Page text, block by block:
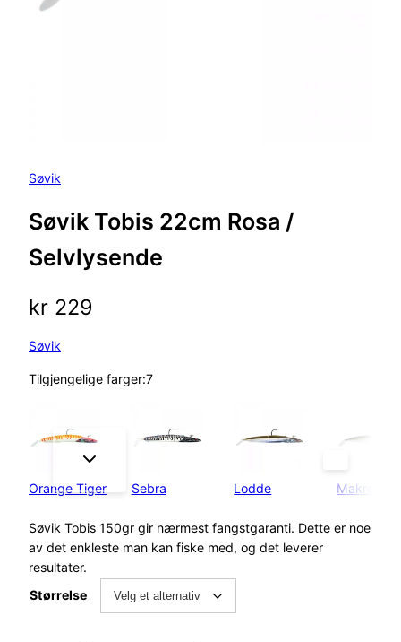
Søvik
Søvik Tobis 22cm Rosa /
Selvlysende
kr 229
Søvik
Tilgjengelige farger:7
Orange Tiger
Sebra Lodde Makrell
Søvik Tobis 150gr gir nærmest fangstgaranti. Dette er noe
av det enkleste man kan fiske med, og det leverer
resultater.
Størrelse